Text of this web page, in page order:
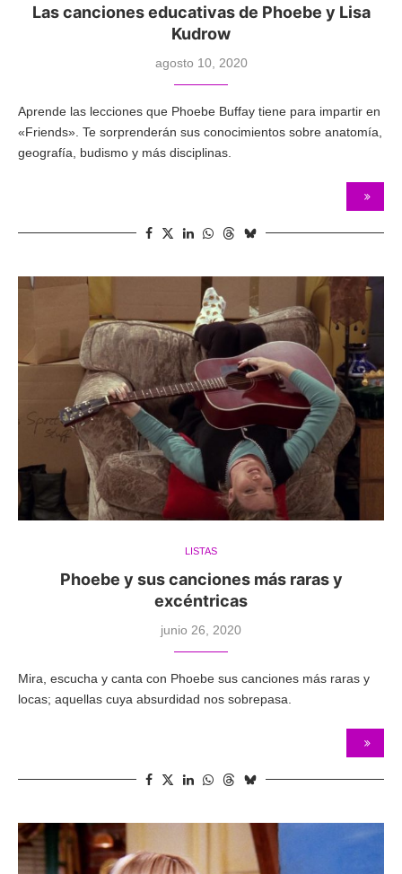
Las canciones educativas de Phoebe y Lisa
Kudrow
agosto 10, 2020
Aprende las lecciones que Phoebe Buffay tiene para impartir en
«Friends». Te sorprenderán sus conocimientos sobre anatomía,
geografía, budismo y más disciplinas.
LISTAS
Phoebe y sus canciones más raras y
excéntricas
junio 26, 2020
Mira, escucha y canta con Phoebe sus canciones más raras y
locas; aquellas cuya absurdidad nos sobrepasa.